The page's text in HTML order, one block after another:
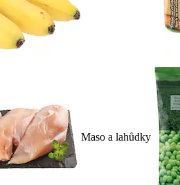
Maso a lahůdky